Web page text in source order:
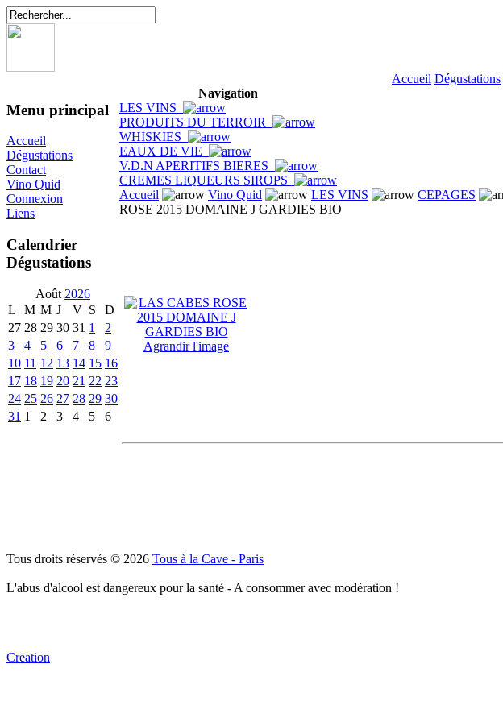
Accueil Dégustations
Menu principal
Accueil
Dégustations
Contact
Vino Quid
Connexion
Liens
Calendrier
Dégustations
Août 2026
L
M M J V S
D
27 28 29 30 31 1
2
3
4 5 6 7 8
9
10 11 12 13 14 15 16
17 18 19 20 21 22 23
24 25 26 27 28 29 30
31 1 2 3 4 5 6
Navigation
LES VINS
PRODUITS DU TERROIR
WHISKIES
EAUX DE VIE
V.D.N APERITIFS BIERES
CREMES LIQUEURS SIROPS
Accueil
Vino Quid LES VINS CEPAGES
ROSE 2015 DOMAINE J GARDIES BIO
Agrandir l'image
Tous droits réservés © 2026 Tous à la Cave - Paris
L'abus d'alcool est dangereux pour la santé - A consommer avec modération !
Creation